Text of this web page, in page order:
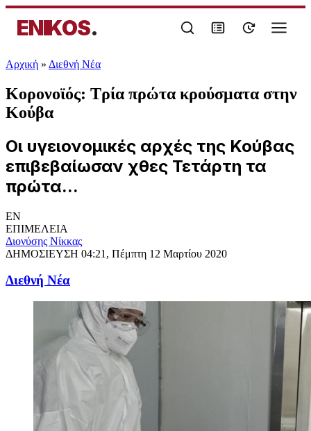
ENIKOS.
Αρχική » Διεθνή Νέα
Κορονοϊός: Τρία πρώτα κρούσματα στην
Κούβα
Οι υγειονομικές αρχές της Κούβας
επιβεβαίωσαν χθες Τετάρτη τα
πρώτα...
EN
ΕΠΙΜΕΛΕΙΑ
Διονύσης Νίκκας
ΔΗΜΟΣΙΕΥΣΗ 04:21, Πέμπτη 12 Μαρτίου 2020
Διεθνή Νέα